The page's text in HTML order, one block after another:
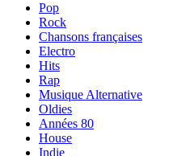
Pop
Rock
Chansons françaises
Electro
Hits
Rap
Musique Alternative
Oldies
Années 80
House
Indie